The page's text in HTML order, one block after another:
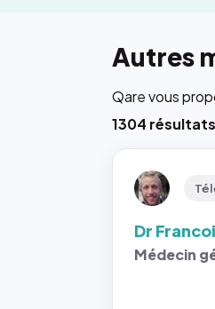
Autres
Qare vous
1304
Dr
Médecin